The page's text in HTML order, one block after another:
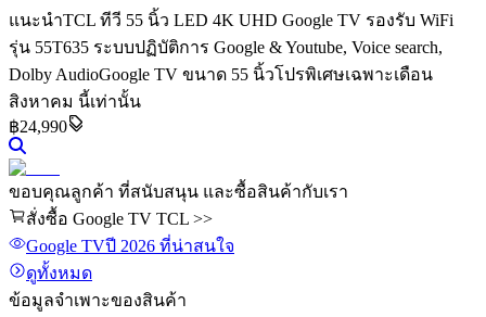
แนะนำTCL ทีวี 55 นิ้ว LED 4K UHD Google TV รองรับ WiFi
รุ่น 55T635 ระบบปฏิบัติการ Google & Youtube, Voice search,
Dolby AudioGoogle TV ขนาด 55 นิ้วโปรพิเศษเฉพาะเดือน
สิงหาคม นี้เท่านั้น
฿24,990
ขอบคุณลูกค้า ที่สนับสนุน และซื้อสินค้ากับเรา
สั่งซื้อ Google TV TCL >>
Google TVปี 2026 ที่น่าสนใจ
ดูทั้งหมด
ข้อมูลจำเพาะของสินค้า